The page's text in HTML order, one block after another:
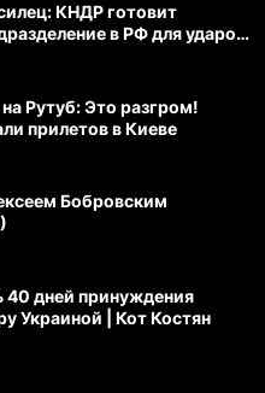
КНДР готовит
в РФ для ударов
Рутуб: Это разгром!
прилетов в Киеве
Бобровским
40 дней принуждения
Украиной | Кот Костян